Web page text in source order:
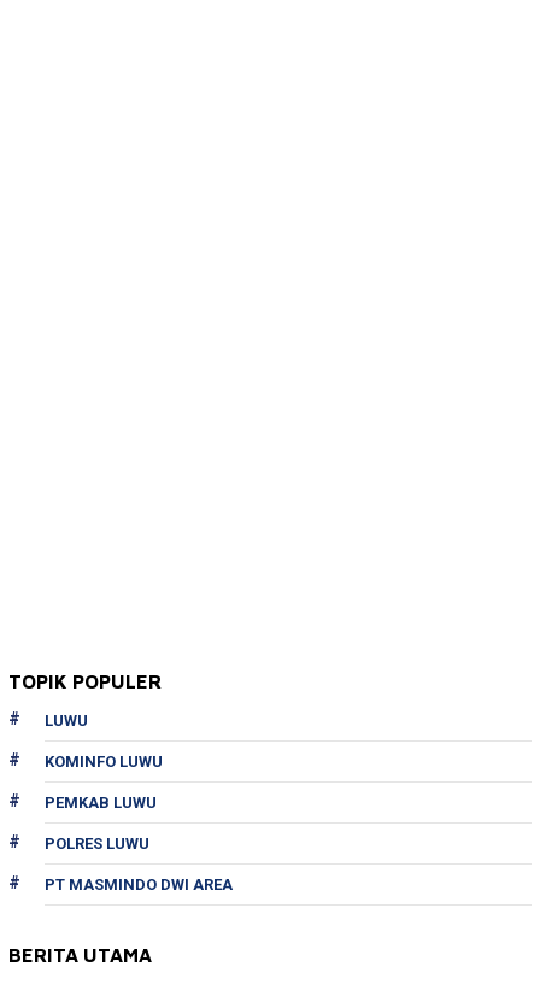
TOPIK POPULER
LUWU
KOMINFO LUWU
PEMKAB LUWU
POLRES LUWU
PT MASMINDO DWI AREA
BERITA UTAMA